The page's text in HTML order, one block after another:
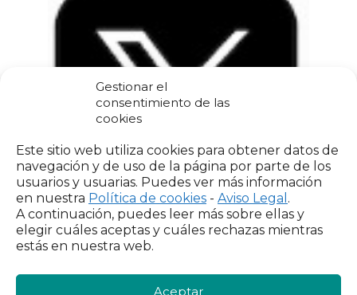
Gestionar el
consentimiento de las
cookies
Este sitio web utiliza cookies para obtener datos de
navegación y de uso de la página por parte de los
usuarios y usuarias. Puedes ver más información
en nuestra Política de cookies - Aviso Legal .
A continuación, puedes leer más sobre ellas y
elegir cuáles aceptas y cuáles rechazas mientras
estás en nuestra web.
Aceptar